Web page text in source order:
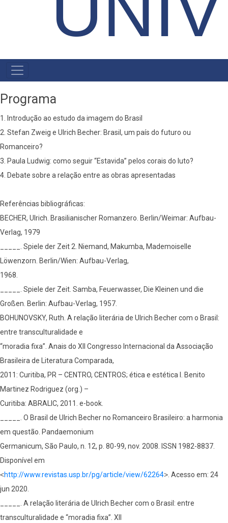
MENU
PRIMÁRIO
Programa
1. Introdução ao estudo da imagem do Brasil
2. Stefan Zweig e Ulrich Becher: Brasil, um país do futuro ou
Romanceiro?
3. Paula Ludwig: como seguir “Estavida” pelos corais do luto?
4. Debate sobre a relação entre as obras apresentadas
Referências bibliográficas:
BECHER, Ulrich. Brasilianischer Romanzero. Berlin/Weimar: Aufbau-
Verlag, 1979
_____. Spiele der Zeit 2. Niemand, Makumba, Mademoiselle
Löwenzorn. Berlin/Wien: Aufbau-Verlag,
1968.
_____. Spiele der Zeit. Samba, Feuerwasser, Die Kleinen und die
Großen. Berlin: Aufbau-Verlag, 1957.
BOHUNOVSKY, Ruth. A relação literária de Ulrich Becher com o Brasil:
entre transculturalidade e
“moradia fixa”. Anais do XII Congresso Internacional da Associação
Brasileira de Literatura Comparada,
2011: Curitiba, PR – CENTRO, CENTROS; ética e estética I. Benito
Martinez Rodriguez (org.) –
Curitiba: ABRALIC, 2011. e-book.
_____. O Brasil de Ulrich Becher no Romanceiro Brasileiro: a harmonia
em questão. Pandaemonium
Germanicum, São Paulo, n. 12, p. 80-99, nov. 2008. ISSN 1982-8837.
Disponível em
˂http://www.revistas.usp.br/pg/article/view/62264˃. Acesso em: 24
jun 2020.
_____. A relação literária de Ulrich Becher com o Brasil: entre
transculturalidade e “moradia fixa”. XII